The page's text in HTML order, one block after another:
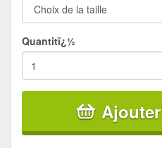
Quantitï¿½